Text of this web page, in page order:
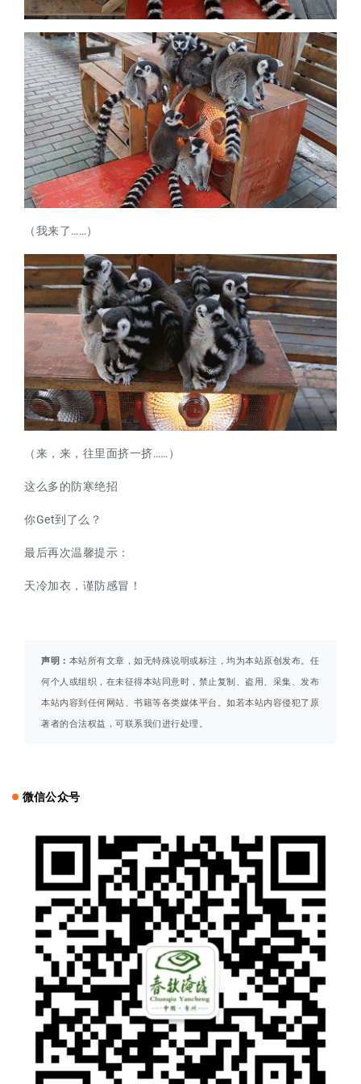
（我来了……）
（来，来，往里面挤一挤……）
这么多的防寒绝招
你Get到了么？
最后再次温馨提示：
天冷加衣，谨防感冒！
声明： 本站所有文章，如无特殊说明或标注，均为本站原创发布。任
何个人或组织，在未征得本站同意时，禁止复制、盗用、采集、发布
本站内容到任何网站、书籍等各类媒体平台。如若本站内容侵犯了原
著者的合法权益，可联系我们进行处理。
微信公众号